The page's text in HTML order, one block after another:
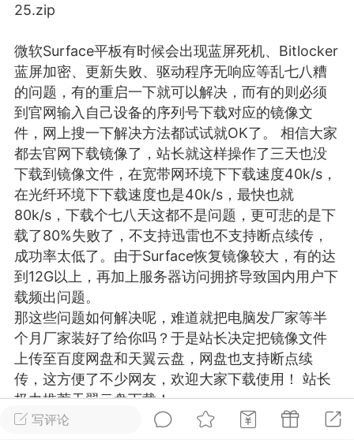
游戏 兴趣 美图
问答 闲谈 官方
任务 排行 历史
网络
VIP 7
29 21:24
电脑端 Surface Laptop Go 2
Laptop Go 2镜像
网盘下载
Laptop Go 2 i5/8/128 – Windows
写评论
25.zip
微软Surface平板有时候会出现蓝屏死机、Bitlocker
蓝屏加密、更新失败、驱动程序无响应等乱七八糟
的问题，有的重启一下就可以解决，而有的则必须
到官网输入自己设备的序列号下载对应的镜像文
件，网上搜一下解决方法都试试就OK了。 相信大家
都去官网下载镜像了，站长就这样操作了三天也没
下载到镜像文件，在宽带网环境下下载速度40k/s，
在光纤环境下下载速度也是40k/s，最快也就
80k/s，下载个七八天这都不是问题，更可悲的是下
载了80%失败了，不支持迅雷也不支持断点续传，
成功率太低了。由于Surface恢复镜像较大，有的达
到12G以上，再加上服务器访问拥挤导致国内用户下
载频出问题。
那这些问题如何解决呢，难道就把电脑发厂家等半
个月厂家装好了给你吗？于是站长决定把镜像文件
上传至百度网盘和天翼云盘，网盘也支持断点续
传，这方便了不少网友，欢迎大家下载使用！ 站长
极力推荐天翼云盘下载！
注：此教程为微软官网提供的教程，若按此教程不